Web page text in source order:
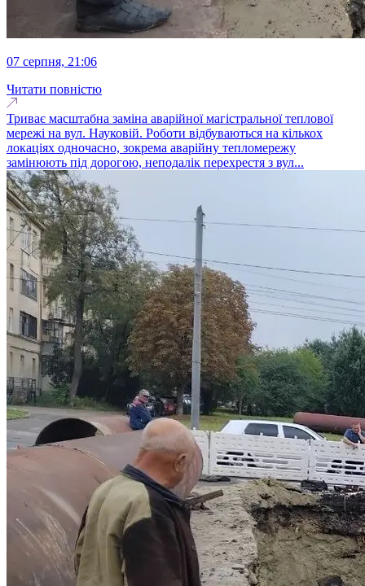
07 серпня, 21:06
Читати повністю
Триває масштабна заміна аварійної магістральної теплової
мережі на вул. Науковій. Роботи відбуваються на кількох
локаціях одночасно, зокрема аварійну тепломережу
замінюють під дорогою, неподалік перехрестя з вул...